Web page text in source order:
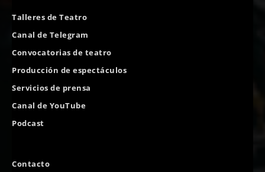
Talleres de Teatro
Canal de Telegram
Convocatorias de teatro
Producción de espectáculos
Servicios de prensa
Canal de YouTube
Podcast
Contacto